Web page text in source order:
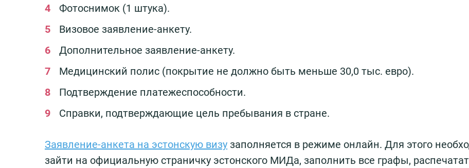
Фотоснимок (1 штука).
Визовое заявление-анкету.
Дополнительное заявление-анкету.
Медицинский полис (покрытие не должно быть меньше 30,0 тыс. евро).
Подтверждение платежеспособности.
Справки, подтверждающие цель пребывания в стране.
Заявление-анкета на эстонскую визу заполняется в режиме онлайн. Для этого
зайти на официальную страничку эстонского МИДа, заполнить все графы,